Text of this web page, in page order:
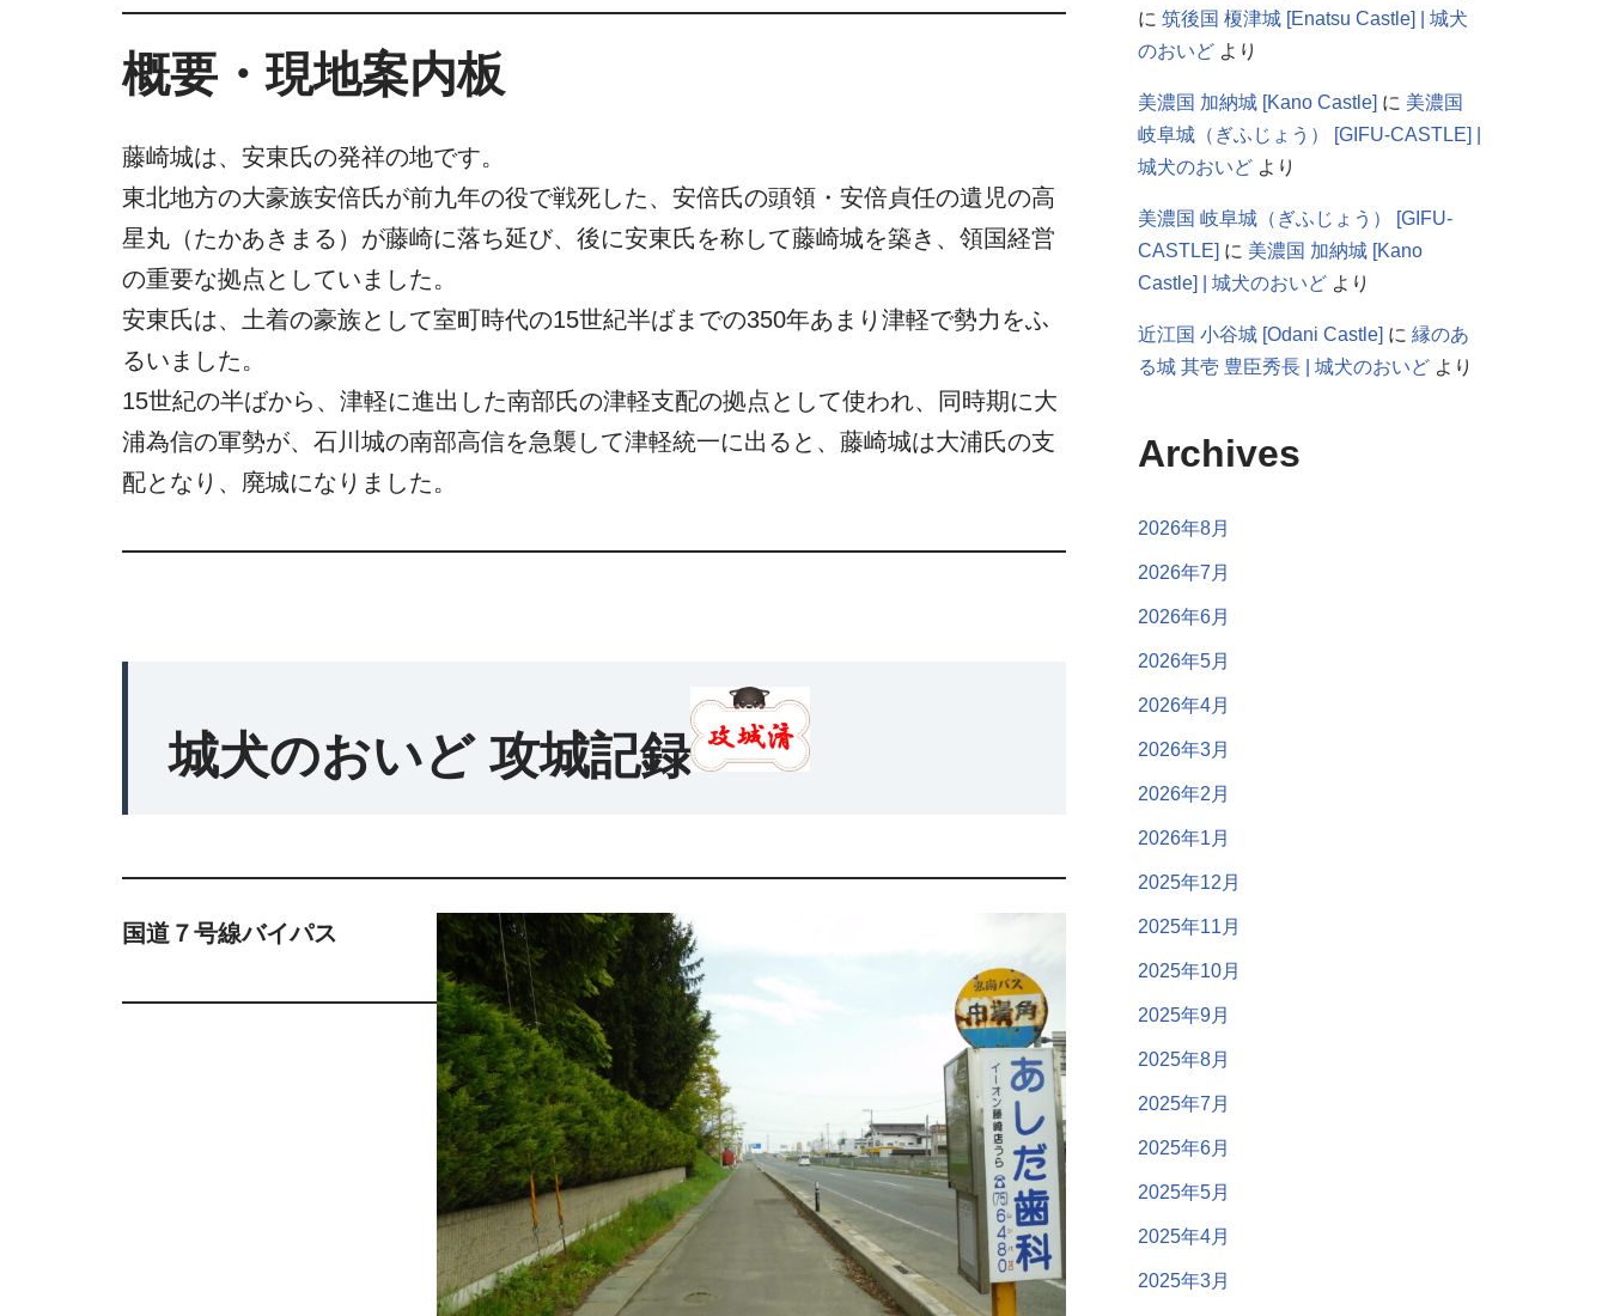
概要・現地案内板
藤崎城は、安東氏の発祥の地です。
東北地方の大豪族安倍氏が前九年の役で戦死した、安倍氏の頭領・安倍貞任の遺児の高
星丸（たかあきまる）が藤崎に落ち延び、後に安東氏を称して藤崎城を築き、領国経営
の重要な拠点としていました。
安東氏は、土着の豪族として室町時代の15世紀半ばまでの350年あまり津軽で勢力をふ
るいました。
15世紀の半ばから、津軽に進出した南部氏の津軽支配の拠点として使われ、同時期に大
浦為信の軍勢が、石川城の南部高信を急襲して津軽統一に出ると、藤崎城は大浦氏の支
配となり、廃城になりました。
城犬のおいど 攻城記録
国道７号線バイパス
に 筑後国 榎津城 [Enatsu Castle] | 城犬
のおいど より
美濃国 加納城 [Kano Castle] に 美濃国
岐阜城（ぎふじょう） [GIFU-CASTLE] |
城犬のおいど より
美濃国 岐阜城（ぎふじょう） [GIFU-
CASTLE] に 美濃国 加納城 [Kano
Castle] | 城犬のおいど より
近江国 小谷城 [Odani Castle] に 縁のあ
る城 其壱 豊臣秀長 | 城犬のおいど より
Archives
2026年8月
2026年7月
2026年6月
2026年5月
2026年4月
2026年3月
2026年2月
2026年1月
2025年12月
2025年11月
2025年10月
2025年9月
2025年8月
2025年7月
2025年6月
2025年5月
2025年4月
2025年3月